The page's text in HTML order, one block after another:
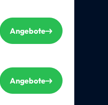
Angebote
Angebote